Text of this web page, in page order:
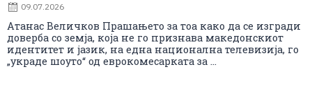
09.07.2026
Атанас Величков Прашањето за тоа како да се изгради
доверба со земја, која не го признава македонскиот
идентитет и јазик, на една национална телевизија, го
„украде шоуто“ од еврокомесарката за ...